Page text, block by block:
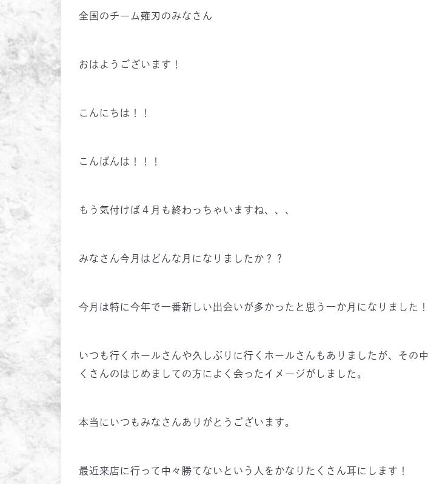
全国のチーム薙刃のみなさん
おはようございます！
こんにちは！！
こんばんは！！！
もう気付けば４月も終わっちゃいますね、、、
みなさん今月はどんな月になりましたか？？
今月は特に今年で一番新しい出会いが多かったと思う一か月になりました！
いつも行くホールさんや久しぶりに行くホールさんもありましたが、その
くさんのはじめましての方によく会ったイメージがしました。
本当にいつもみなさんありがとうございます。
最近来店に行って中々勝てないという人をかなりたくさん耳にします！